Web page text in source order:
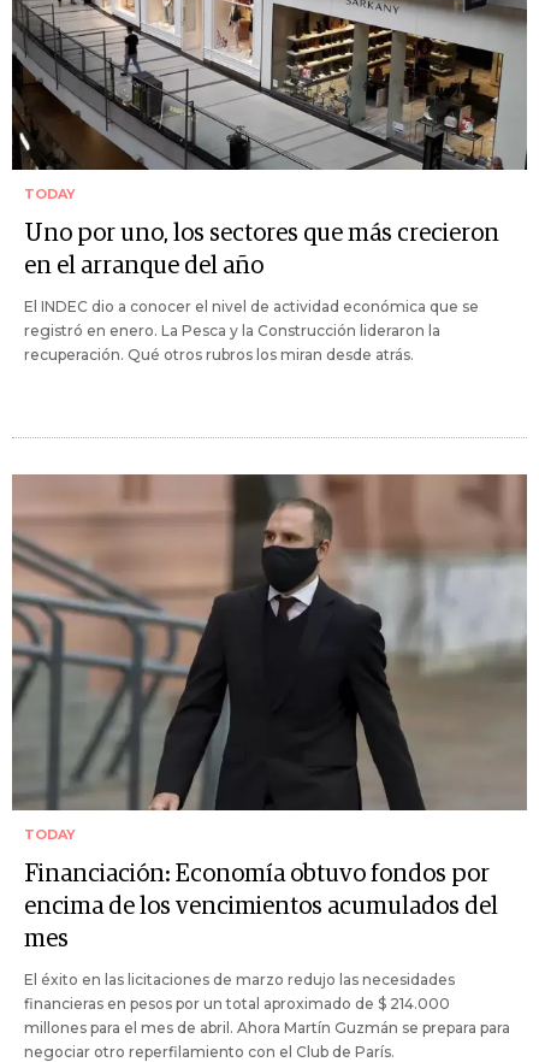
TODAY
Uno por uno, los sectores que más crecieron
en el arranque del año
El INDEC dio a conocer el nivel de actividad económica que se
registró en enero. La Pesca y la Construcción lideraron la
recuperación. Qué otros rubros los miran desde atrás.
TODAY
Financiación: Economía obtuvo fondos por
encima de los vencimientos acumulados del
mes
El éxito en las licitaciones de marzo redujo las necesidades
financieras en pesos por un total aproximado de $ 214.000
millones para el mes de abril. Ahora Martín Guzmán se prepara para
negociar otro reperfilamiento con el Club de París.